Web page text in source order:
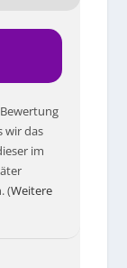
wir das
im
(Weitere